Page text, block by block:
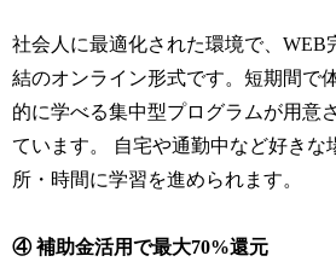
社会人に最適化された環境で、WEB
結のオンライン形式です。短期間で
的に学べる集中型プログラムが用意
ています。 自宅や通勤中など好きな
所・時間に学習を進められます。
④ 補助金活用で最大70%還元